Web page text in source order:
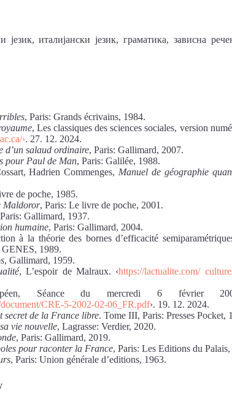
језик, италијански језик, граматика, зависна
, Paris: Grands écrivains, 1984.
, Les classiques des sciences sociales, version
›. 27. 12. 2024.
d’un salaud ordinaire, Paris: Gallimard, 2007.
pour Paul de Man, Paris: Galilée, 1988.
Hadrien Commenges, Manuel de géographie
de poche, 1985.
Maldoror, Paris: Le livre de poche, 2001.
Gallimard, 1937.
humaine, Paris: Gallimard, 2004.
à la théorie des bornes d’efficacité
GENES, 1989.
, Gallimard, 1959.
, L’espoir de Malraux. ‹https://lactualite.com/
Séance du mercredi 6 février
CRE-5-2002-02-06_FR.pdf›. 19. 12. 2024.
secret de la France libre. Tome III, Paris: Presses Pocket,
vie nouvelle, Lagrasse: Verdier, 2020.
, Paris: Gallimard, 2019.
pour raconter la France, Paris: Les Editions du
, Paris: Union générale d’editions, 1963.